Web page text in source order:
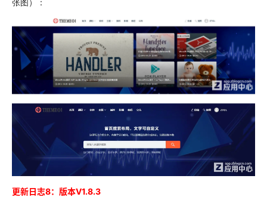
更新日志8： 版本V1.8.3